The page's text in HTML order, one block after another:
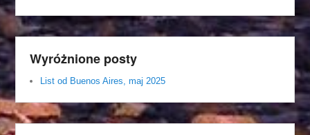
Wyróżnione posty
List od Buenos Aires, maj 2025